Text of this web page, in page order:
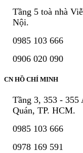
Tầng 5 toà nhà
Nội.
0985 103 666
0906 020 090
CN HỒ CHÍ MINH
Tầng 3, 353 -
Quán, TP. HCM.
0985 103 666
0978 169 591